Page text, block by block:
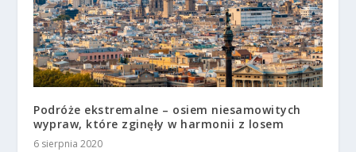
Podróże ekstremalne – osiem niesamowitych
wypraw, które zginęły w harmonii z losem
6 sierpnia 2020